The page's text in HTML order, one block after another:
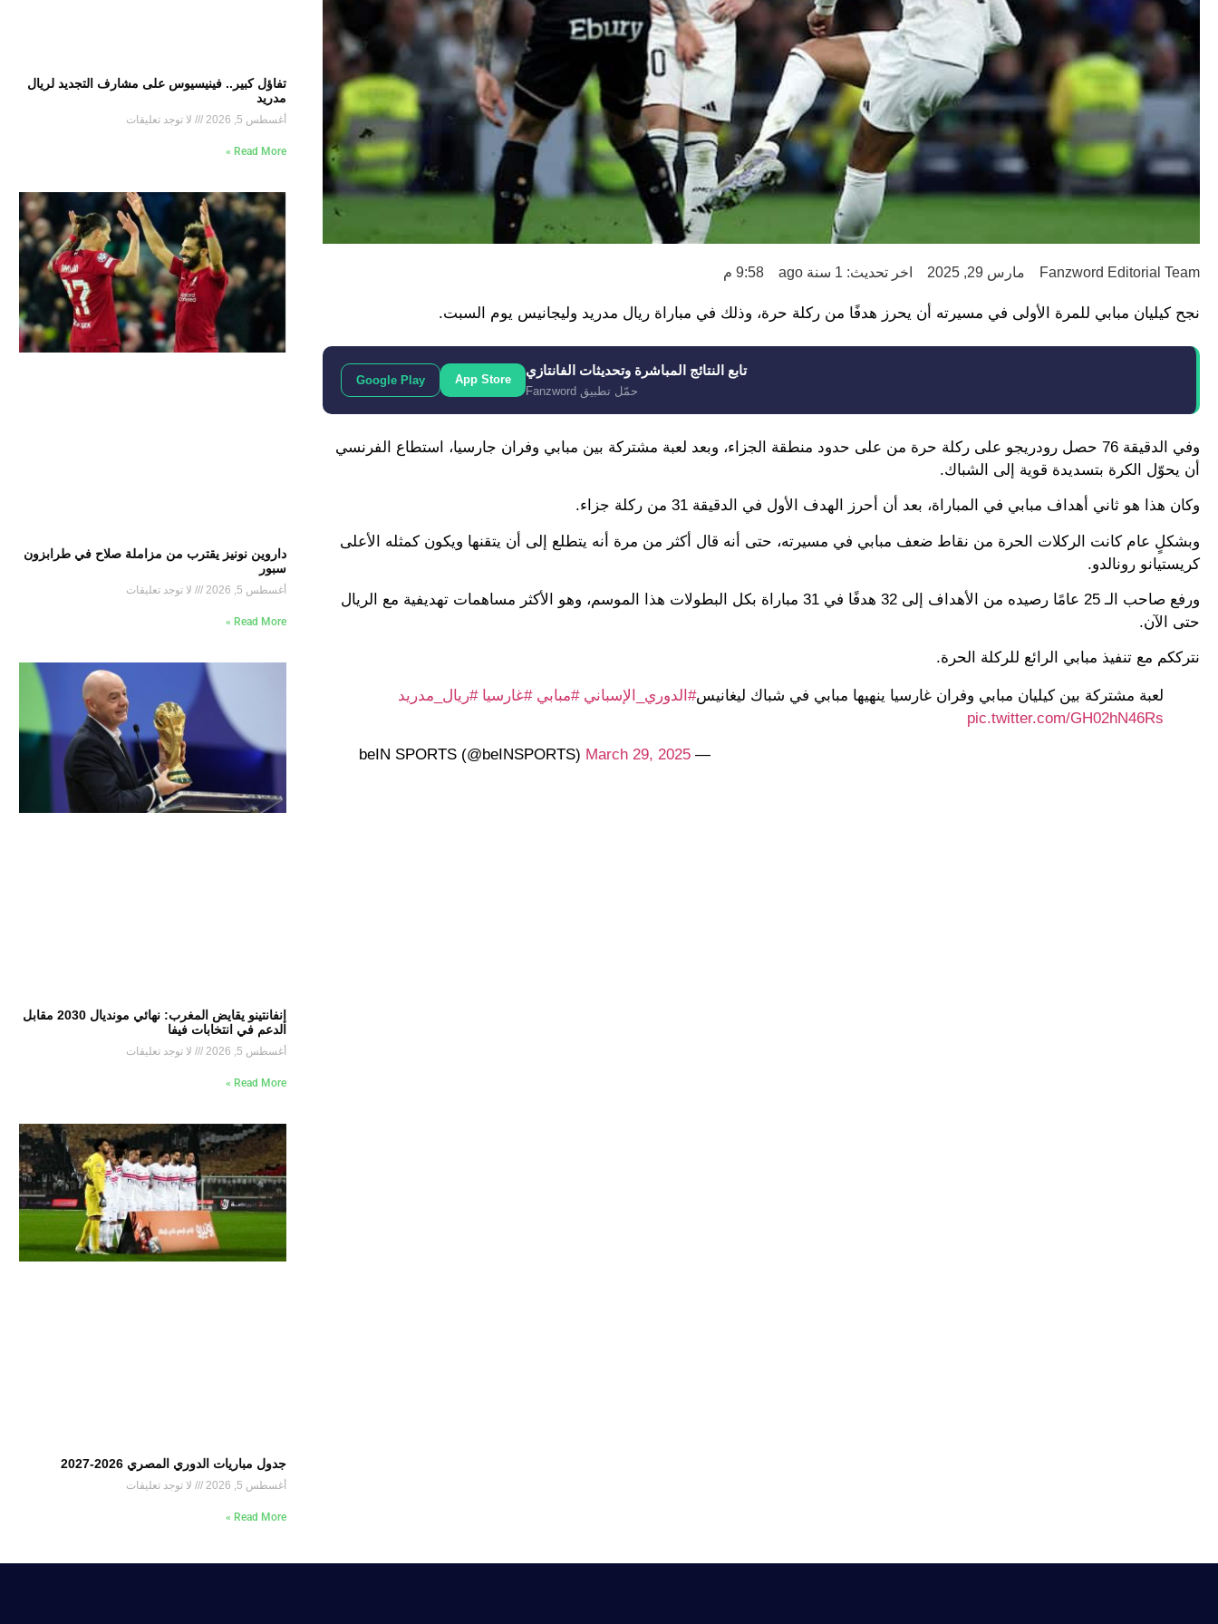
Fanzword Editorial Team مارس 29, 2025 اخر تحديث: 1 سنة ago 9:58 م
نجح كيليان مبابي للمرة الأولى في مسيرته أن يحرز هدفًا من ركلة حرة، وذلك في مباراة ريال مدريد وليجانيس يوم السبت.
تابع النتائج المباشرة وتحديثات الفانتازي
حمّل تطبيق Fanzword
App Store
Google Play
وفي الدقيقة 76 حصل رودريجو على ركلة حرة من على حدود منطقة الجزاء، وبعد لعبة مشتركة بين مبابي وفران جارسيا، استطاع الفرنسي
أن يحوّل الكرة بتسديدة قوية إلى الشباك.
وكان هذا هو ثاني أهداف مبابي في المباراة، بعد أن أحرز الهدف الأول في الدقيقة 31 من ركلة جزاء.
وبشكلٍ عام كانت الركلات الحرة من نقاط ضعف مبابي في مسيرته، حتى أنه قال أكثر من مرة أنه يتطلع إلى أن يتقنها ويكون كمثله الأعلى
كريستيانو رونالدو.
ورفع صاحب الـ 25 عامًا رصيده من الأهداف إلى 32 هدفًا في 31 مباراة بكل البطولات هذا الموسم، وهو الأكثر مساهمات تهديفية مع الريال
حتى الآن.
نترككم مع تنفيذ مبابي الرائع للركلة الحرة.
لعبة مشتركة بين كيليان مبابي وفران غارسيا ينهيها مبابي في شباك ليغانيس#الدوري_الإسباني #مبابي #غارسيا #ريال_مدريد
pic.twitter.com/GH02hN46Rs
— beIN SPORTS (@beINSPORTS)
March 29, 2025
تفاؤل كبير.. فينيسيوس على مشارف التجديد لريال
مدريد
أغسطس 5, 2026 لا توجد تعليقات
Read More »
داروين نونيز يقترب من مزاملة صلاح في طرابزون
سبور
أغسطس 5, 2026 لا توجد تعليقات
Read More »
إنفانتينو يقايض المغرب: نهائي مونديال 2030 مقابل
الدعم في انتخابات فيفا
أغسطس 5, 2026 لا توجد تعليقات
Read More »
جدول مباريات الدوري المصري 2026-2027
أغسطس 5, 2026 لا توجد تعليقات
Read More »